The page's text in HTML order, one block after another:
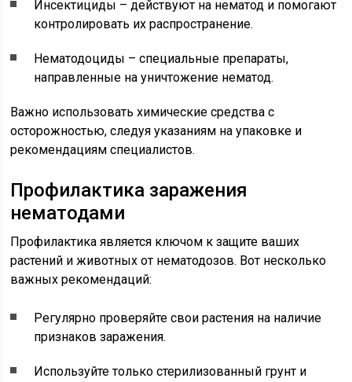
Инсектициды – действуют на нематод и помогают
контролировать их распространение.
Нематодоциды – специальные препараты,
направленные на уничтожение нематод.
Важно использовать химические средства с
осторожностью, следуя указаниям на упаковке и
рекомендациям специалистов.
Профилактика заражения
нематодами
Профилактика является ключом к защите ваших
растений и животных от нематодозов. Вот несколько
важных рекомендаций:
Регулярно проверяйте свои растения на наличие
признаков заражения.
Используйте только стерилизованный грунт и